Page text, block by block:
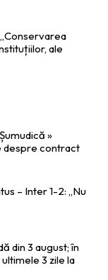
ale
»
despre contract
– Inter 1-2: „Nu
din 3 august; în
3 zile la